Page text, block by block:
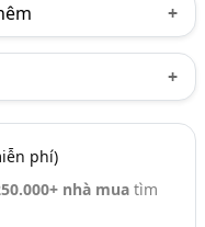
TP. Hải Phòng
phí)
nhà muatìm